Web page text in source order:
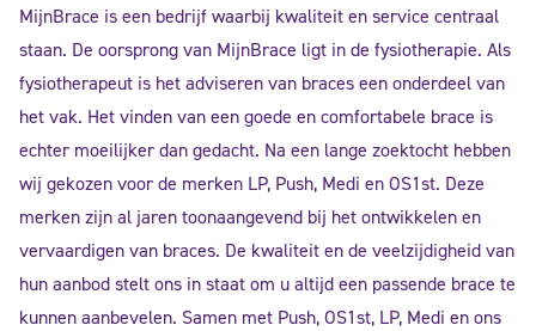
MijnBrace is een bedrijf waarbij kwaliteit en service centraal
staan. De oorsprong van MijnBrace ligt in de fysiotherapie. Als
fysiotherapeut is het adviseren van braces een onderdeel van
het vak. Het vinden van een goede en comfortabele brace is
echter moeilijker dan gedacht. Na een lange zoektocht hebben
wij gekozen voor de merken LP, Push, Medi en OS1st. Deze
merken zijn al jaren toonaangevend bij het ontwikkelen en
vervaardigen van braces. De kwaliteit en de veelzijdigheid van
hun aanbod stelt ons in staat om u altijd een passende brace te
kunnen aanbevelen. Samen met Push, OS1st, LP, Medi en ons